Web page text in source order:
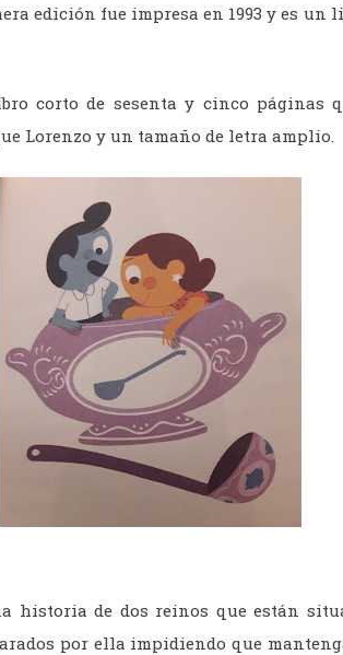
edición fue impresa en 1993 y es
corto de sesenta y cinco páginas
Lorenzo y un tamaño de letra amplio.
historia de dos reinos que están
por ella impidiendo que